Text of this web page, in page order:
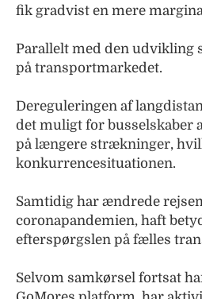
fik gradvist en mere
Parallelt med den udvikling
på transportmarkedet.
Dereguleringen af
det muligt for busselskaber
på længere strækninger,
konkurrencesituationen.
Samtidig har ændrede
coronapandemien, haft
efterspørgslen på fælles
Selvom samkørsel fortsat